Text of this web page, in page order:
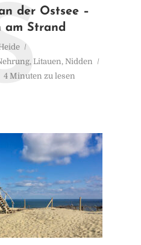
der Ostsee –
am Strand
, Litauen, Nidden
4 Minuten zu lesen